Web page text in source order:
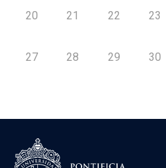
20 21 22 23
27 28 29 30